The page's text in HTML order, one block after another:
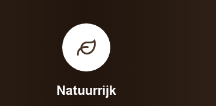
Natuurrijk